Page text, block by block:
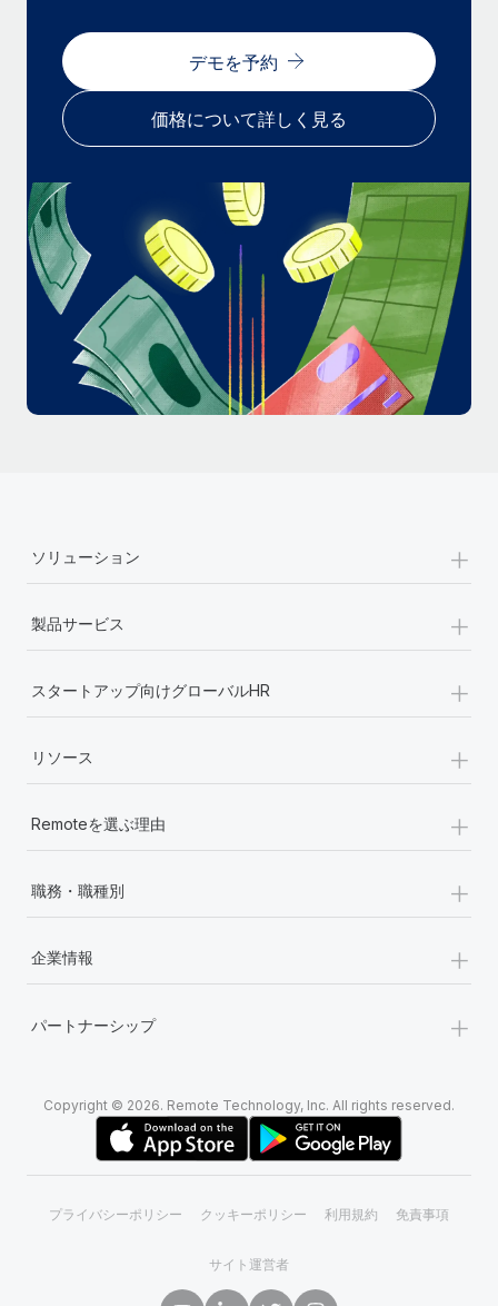
ることです。この数週間で、新しい統合、機能、改良点をリリー
スしました。...
詳細を見る
給与詐欺：種類、事例、ビジネスを守る方法
給与, 賃金は詐欺の特に魅力的な標的です。多額の資金がシステ
ム間で頻繁に移動しているためです。このため、自社のビジネス
を保護することは極めて重要です。...
詳細を見る
デモを予約
価格について詳しく見る
ソリューション +
製品サービス +
スタートアップ向けグローバルHR +
リソース +
Remoteを選ぶ理由 +
職務・職種別 +
企業情報 +
パートナーシップ +
Copyright © 2026. Remote Technology, Inc. All rights reserved.
プライバシーポリシー クッキーポリシー 利用規約 免責事項
サイト運営者